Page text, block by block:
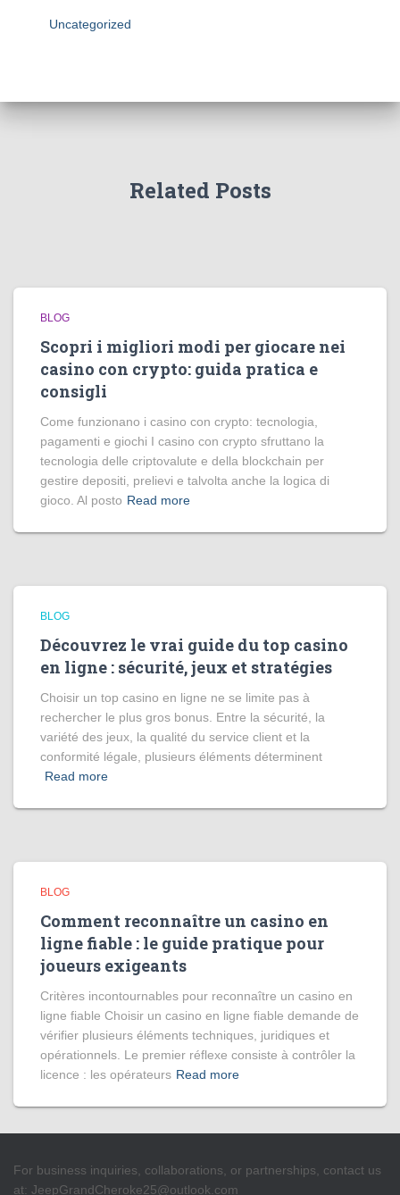
Uncategorized
Related Posts
BLOG
Scopri i migliori modi per giocare nei
casino con crypto: guida pratica e
consigli
Come funzionano i casino con crypto: tecnologia,
pagamenti e giochi I casino con crypto sfruttano la
tecnologia delle criptovalute e della blockchain per
gestire depositi, prelievi e talvolta anche la logica di
gioco. Al posto Read more
BLOG
Découvrez le vrai guide du top casino
en ligne : sécurité, jeux et stratégies
Choisir un top casino en ligne ne se limite pas à
rechercher le plus gros bonus. Entre la sécurité, la
variété des jeux, la qualité du service client et la
conformité légale, plusieurs éléments déterminent
Read more
BLOG
Comment reconnaître un casino en
ligne fiable : le guide pratique pour
joueurs exigeants
Critères incontournables pour reconnaître un casino en
ligne fiable Choisir un casino en ligne fiable demande de
vérifier plusieurs éléments techniques, juridiques et
opérationnels. Le premier réflexe consiste à contrôler la
licence : les opérateurs Read more
For business inquiries, collaborations, or partnerships, contact us
at: JeepGrandCheroke25@outlook.com